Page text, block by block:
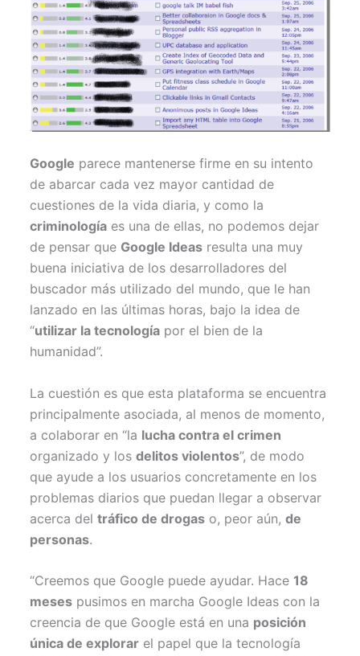
Google parece mantenerse firme en su intento
de abarcar cada vez mayor cantidad de
cuestiones de la vida diaria, y como la
criminología es una de ellas, no podemos dejar
de pensar que Google Ideas resulta una muy
buena iniciativa de los desarrolladores del
buscador más utilizado del mundo, que le han
lanzado en las últimas horas, bajo la idea de
“utilizar la tecnología por el bien de la
humanidad”.
La cuestión es que esta plataforma se encuentra
principalmente asociada, al menos de momento,
a colaborar en “la lucha contra el crimen
organizado y losdelitos violentos”, de modo
que ayude a los usuarios concretamente en los
problemas diarios que puedan llegar a observar
acerca deltráfico de drogas o, peor aún,de
personas.
“Creemos que Google puede ayudar. Hace18
meses pusimos en marcha Google Ideas con la
creencia de que Google está en una posición
única de explorar el papel que la tecnología